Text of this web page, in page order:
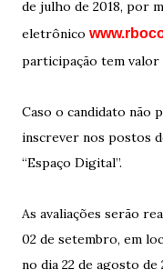
de julho de 2018, por
eletrônico
participação tem valor
Caso o candidato não
inscrever nos postos
“Espaço Digital”.
As avaliações serão
02 de setembro, em
no dia 22 de agosto de